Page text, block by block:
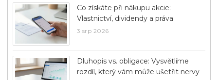
Co získáte při nákupu akcie:
Vlastnictví, dividendy a práva
3 srp 2026
Dluhopis vs. obligace: Vysvětlíme
rozdíl, který vám může ušetřit nervy